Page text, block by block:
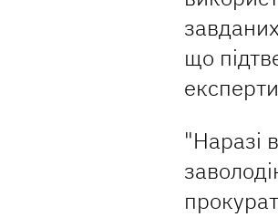
що
"Наразі